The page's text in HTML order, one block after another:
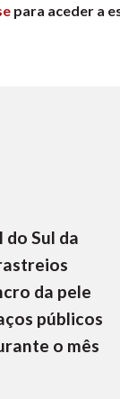
para aceder a
do Sul da
da pele
públicos
o mês